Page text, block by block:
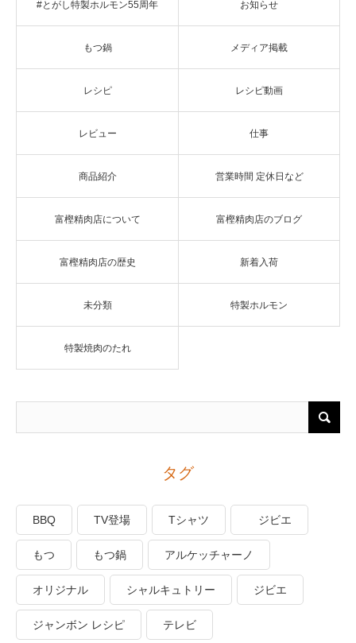
#とがし特製ホルモン55周年 お知らせ
もつ鍋 メディア掲載
レシピ レシピ動画
レビュー 仕事
商品紹介 営業時間 定休日など
富樫精肉店について 富樫精肉店のブログ
富樫精肉店の歴史 新着入荷
未分類 特製ホルモン
特製焼肉のたれ
タグ
BBQ TV登場 Tシャツ ジビエ
もつ もつ鍋 アルケッチャーノ
オリジナル シャルキュトリー ジビエ
ジャンボン レシピ テレビ